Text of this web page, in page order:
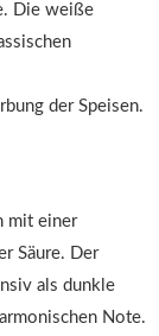
Die weiße
der Speisen.
mit einer
Säure. Der
als dunkle
Note.